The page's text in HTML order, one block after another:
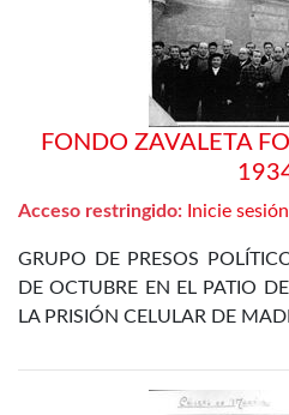
FONDO ZAVALETA
Acceso restringido: Inicie sesión
GRUPO DE PRESOS
DE OCTUBRE EN EL PATIO
LA PRISIÓN CELULAR DE